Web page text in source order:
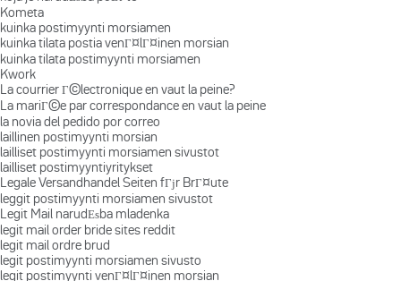
Kometa
kuinka postimyynti morsiamen
kuinka tilata postia venГ¤lГ¤inen morsian
kuinka tilata postimyynti morsiamen
Kwork
La courrier Г©lectronique en vaut la peine?
La mariГ©e par correspondance en vaut la peine
la novia del pedido por correo
laillinen postimyynti morsian
lailliset postimyynti morsiamen sivustot
lailliset postimyyntiyritykset
Legale Versandhandel Seiten fГјr BrГ¤ute
leggit postimyynti morsiamen sivustot
Legit Mail narudЕѕba mladenka
legit mail order bride sites reddit
legit mail ordre brud
legit postimyynti morsiamen sivusto
legit postimyynti venГ¤lГ¤inen morsian